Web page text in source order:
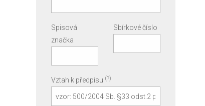
Spisová
značka
Sbírkové číslo
Vztah k předpisu (?)